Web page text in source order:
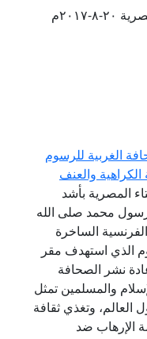
٢٠١٧م
الغربية للرسوم
والعنف
المصرية بأشد
محمد صلى الله
الساخرة
الذي استهدف مقر
إن إعادة نشر الصحافة
والمسلمين تمثل
وتغذي ثقافة
الإرهاب ضد